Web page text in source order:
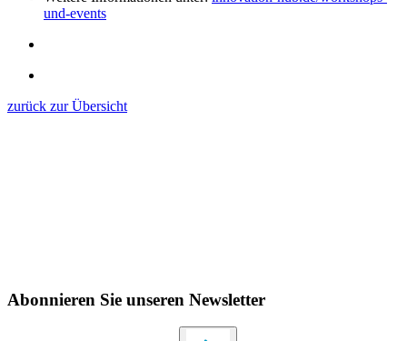
und-events
zurück zur Übersicht
Abonnieren Sie unseren Newsletter